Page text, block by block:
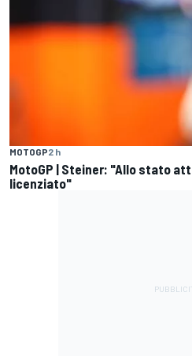
MOTOGP2 h
MotoGP | Steiner: "Allo stato
licenziato"